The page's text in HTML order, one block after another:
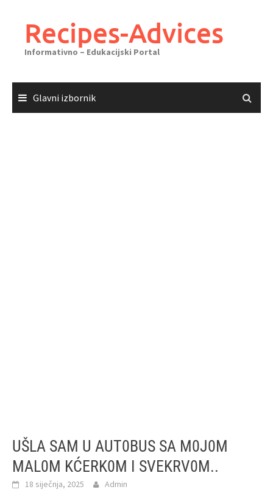
sadržajaRecipes-Advices
Informativno – Edukacijski Portal
Glavni izbornik
UŠLA SAM U AUT0BUS SA M0J0M
MAL0M KĆERK0M I SVEKRV0M..
18 siječnja, 2025 Admin